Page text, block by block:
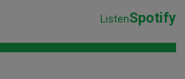
ListenSpotify